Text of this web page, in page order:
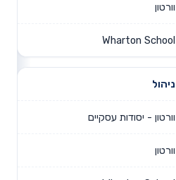
וורטון
Wharton School
ניהול
וורטון - יסודות עסקיים
וורטון